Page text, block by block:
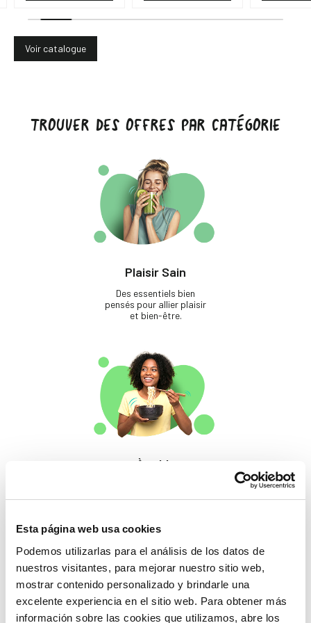
Esta página web usa cookies
Podemos utilizarlas para el análisis de los datos de
nuestros visitantes, para mejorar nuestro sitio web,
mostrar contenido personalizado y brindarle una
excelente experiencia en el sitio web. Para obtener más
información sobre las cookies que utilizamos, abre los
Voir catalogue
TROUVER DES OFFRES PAR CATÉGORIE
Plaisir Sain
Des essentiels bien
pensés pour allier plaisir
et bien-être.
À table